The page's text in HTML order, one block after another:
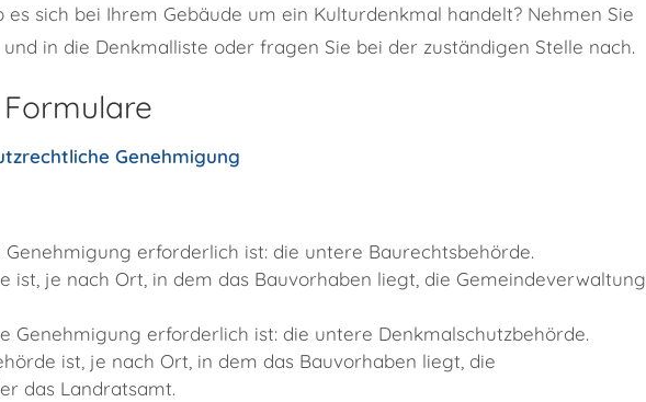
es sich bei Ihrem Gebäude um ein Kulturdenkmal handelt? Nehmen Sie
in die Denkmalliste oder fragen Sie bei der zuständigen Stelle nach.
Genehmigung
erforderlich ist: die untere Baurechtsbehörde.
ist, je nach Ort, in dem das Bauvorhaben liegt, die Gemeindeverwaltung
Genehmigung erforderlich ist: die untere Denkmalschutzbehörde.
ist, je nach Ort, in dem das Bauvorhaben liegt, die
das Landratsamt.